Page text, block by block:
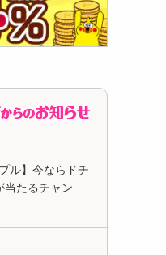
ル】今ならドチ
当たるチャン